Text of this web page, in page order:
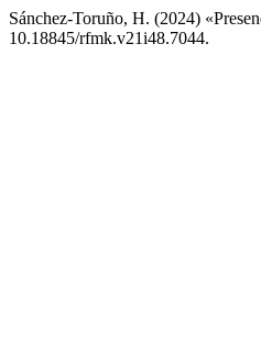
Sánchez-Toruño, H. (2024)
10.18845/rfmk.v21i48.7044.